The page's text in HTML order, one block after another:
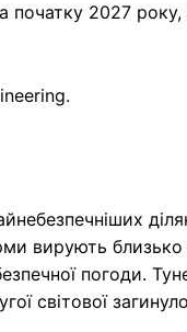
початку 2027
вирують близько
погоди.
світової